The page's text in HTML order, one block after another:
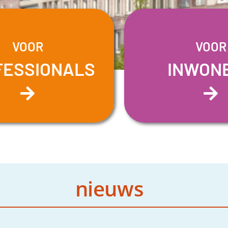
VOOR VOOR
nieuws